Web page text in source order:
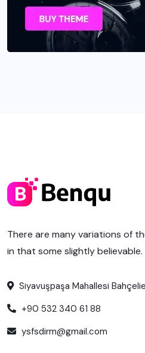
There are many variations of
in that some slightly believable.
Siyavuşpaşa Mahallesi
+90 532 340 61 88
ysfsdirm@gmail.com